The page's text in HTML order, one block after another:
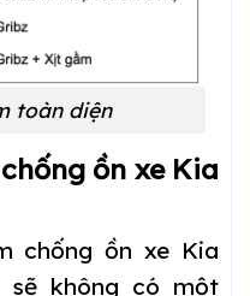
toàn diện
ồn xe Kia
chống ồn xe Kia
sẽ không có một